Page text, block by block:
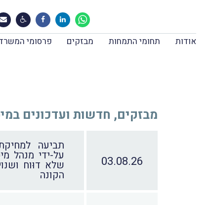
אודות תחומי התמחות מבזקים פרסומי
מבזקים, חדשות ועדכונים
03.08.26
תביעה
על-ידי מנהל
שלא דוּוח
הקונה